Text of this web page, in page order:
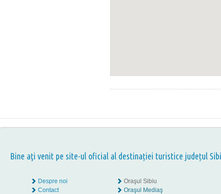
Bine aţi venit pe site-ul oficial al destinației turistice județul
Despre noi
Contact
Oraşul Sibiu
Oraşul Mediaş